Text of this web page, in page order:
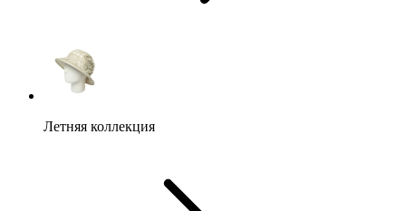
Летняя коллекция